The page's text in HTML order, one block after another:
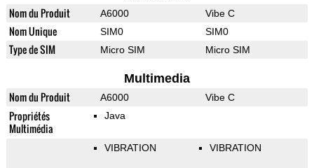
Nom du Produit A6000 Vibe C
Nom Unique SIM0 SIM0
Type de SIM Micro SIM Micro SIM
Multimedia
Nom du Produit A6000 Vibe C
Propriétés
Multimédia
Java
VIBRATION VIBRATION